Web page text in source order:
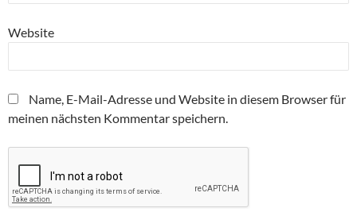
Website
Name, E-Mail-Adresse und Website in diesem Browser für
meinen nächsten Kommentar speichern.